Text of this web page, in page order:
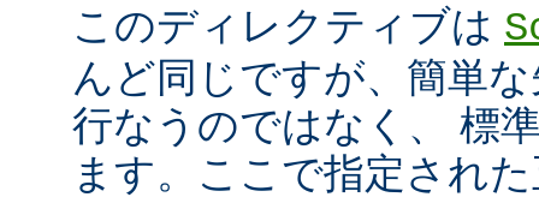
このディレクティブは
んど同じですが、簡単
行なうのではなく、 標
ます。ここで指定され